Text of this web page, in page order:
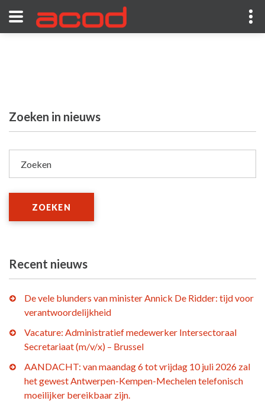
Zoeken in nieuws
Zoeken
ZOEKEN
Recent nieuws
De vele blunders van minister Annick De Ridder: tijd voor
verantwoordelijkheid
Vacature: Administratief medewerker Intersectoraal
Secretariaat (m/v/x) – Brussel
AANDACHT: van maandag 6 tot vrijdag 10 juli 2026 zal
het gewest Antwerpen-Kempen-Mechelen telefonisch
moeilijker bereikbaar zijn.